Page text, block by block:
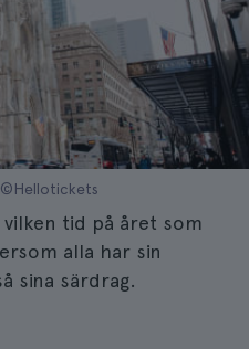
©Hellotickets
tid på året som
alla har sin
sina särdrag.